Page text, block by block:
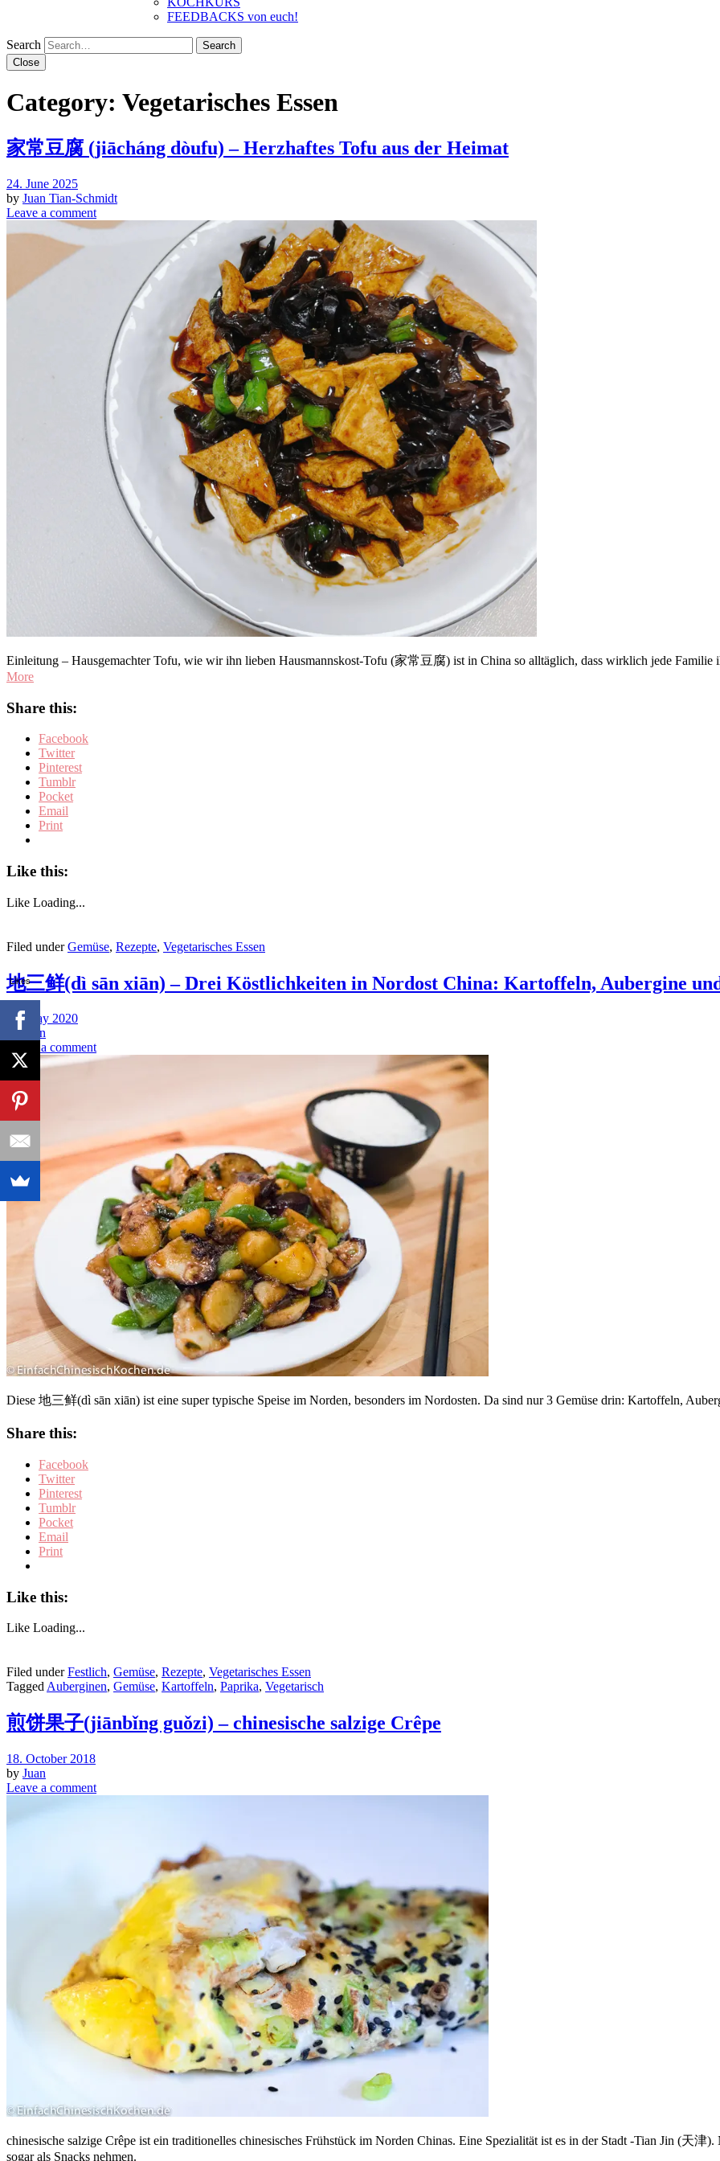
FEEDBACKS von euch!
Search
Close
Category: Vegetarisches Essen
家常豆腐 (jiācháng dòufu) – Herzhaftes Tofu aus der Heimat
24. June 2025
by Juan Tian-Schmidt
Leave a comment
Einleitung – Hausgemachter Tofu, wie wir ihn lieben Hausmannskost-Tofu (家常豆腐) ist in China so alltäglich, dass wirklich jede
More
Share this:
Facebook
Twitter
Pinterest
Tumblr
Pocket
Email
Print
Like this:
Like Loading...
Filed underGemüse, Rezepte, Vegetarisches Essen
地三鲜(dì sān xiān) – Drei Köstlichkeiten in Nordost China: Kartoffeln, Aubergine
21. May 2020
by Juan
Leave a comment
Diese 地三鲜(dì sān xiān) ist eine super typische Speise im Norden, besonders im Nordosten. Da sind nur 3 Gemüse drin: Kartoffeln,
Share this:
Facebook
Twitter
Pinterest
Tumblr
Pocket
Email
Print
Like this:
Like Loading...
Filed underFestlich, Gemüse, Rezepte, Vegetarisches Essen
Tagged Auberginen, Gemüse, Kartoffeln, Paprika, Vegetarisch
煎饼果子(jiānbǐng guǒzi) – chinesische salzige Crêpe
18. October 2018
by Juan
Leave a comment
chinesische salzige Crêpe ist ein traditionelles chinesisches Frühstück im Norden Chinas. Eine Spezialität ist es in der Stadt -Tian Jin (天津
sogar als Snacks nehmen.
Likes